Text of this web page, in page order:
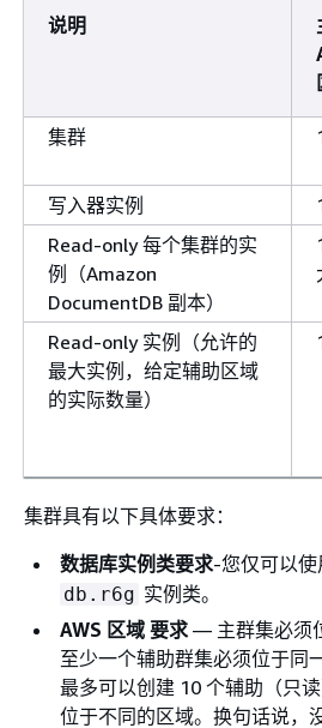
说明
集群
写入器实例
Read-only 每个集群的实
例（Amazon
DocumentDB 副本）
Read-only 实例（允许的
最大实例，给定辅助区域
的实际数量）
集群具有以下具体要求：
数据库实例类要求-您仅可以使
db.r6g 实例类。
AWS 区域 要求 — 主群集必须
至少一个辅助群集必须位于同
最多可以创建 10 个辅助（只
位于不同的区域。换句话说，